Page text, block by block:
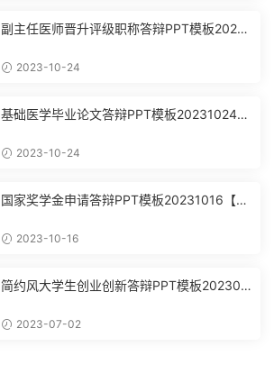
副主任医师晋升评级职称答辩PPT模板20231
2023-10-24
基础医学毕业论文答辩PPT模板20231024
2023-10-24
国家奖学金申请答辩PPT模板20231016【3
2023-10-16
简约风大学生创业创新答辩PPT模板202307
2023-07-02